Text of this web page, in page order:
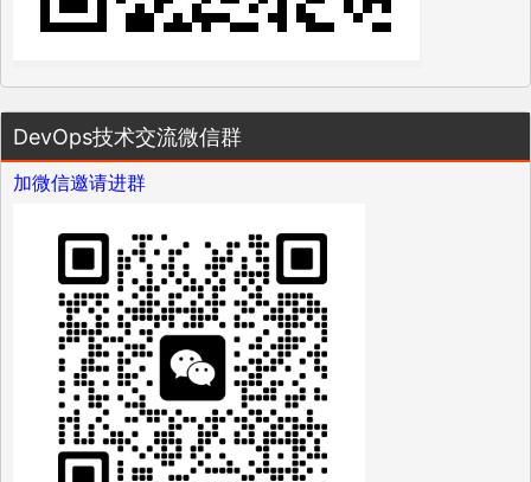
DevOps技术交流微信群
加微信邀请进群